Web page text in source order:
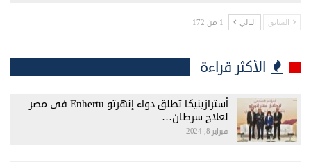
السابق التالي 1 من 172
الأكثر قراءة
أسترازينيكا تطلق دواء إنهرتو Enhertu فى مصر
لعلاج سرطان…
فبراير 8, 2024